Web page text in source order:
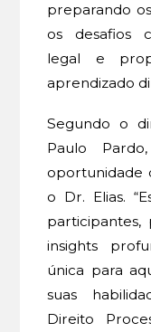
preparando
os desafios
legal e
aprendizado
Segundo o
Paulo
oportunidade
o Dr. Elias.
participantes,
insights
única para
suas
Direito